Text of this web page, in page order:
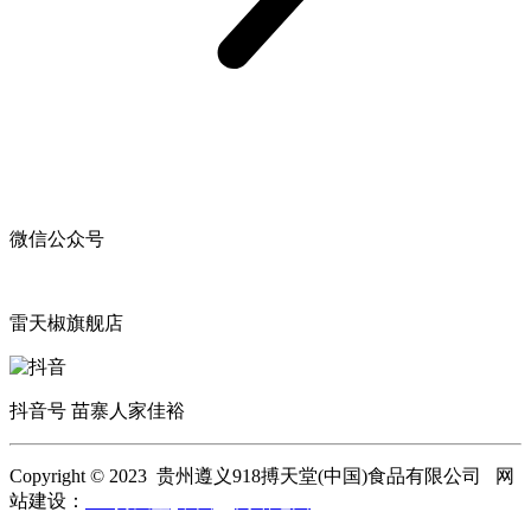
微信公众号
雷天椒旗舰店
抖音号 苗寨人家佳裕
Copyright © 2023 贵州遵义918搏天堂(中国)食品有限公司 网
站建设：